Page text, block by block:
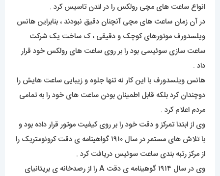
انواع ساعت های مچی رولکس را در لندن تاسیس کرد .
در آن زمان ساعت های مچی آنچنان دقیق نبودند ، بنابراین هانس
ویلسدورف موتورهای کوچک و دقیقی ، ک ساخت یک شرکت
ساعت سازی سوئیسی بود را بر روی ساعت های رولکس خود قرار
داد .
هانس ویلسدورف با این کار نه تنها جلوه و زیبایی ساعت هایش را
دوچندان کرد بلکه قابل اطمینان بودن ساعت های خود را به تمامی
مردم اعلام کرد .
وی از ابتدا تمرکز و دقت خود را بر روی کیفیت موتور قرار داده بود و
با تلاش های مستمر در سال ۱۹۱۰ گواهینامه ی دقت کرونومتریک را
از مرکز رتبه بندی ساعت سوئیس دریافت کرد .
وی در سال ۱۹۱۴ گوهینامه ی دقت A را از رصدخانه ی بریتانیای